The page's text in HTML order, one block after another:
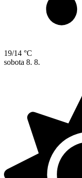
19/14 °C
sobota 8. 8.